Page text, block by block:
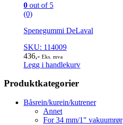
0 out of 5
(0)
Spenegummi DeLaval
SKU: 114009
436,- Eks. mva
Legg i handlekurv
Produktkategorier
Båsrein/kurein/kutrener
Annet
For 34 mm/1" vakuumrør